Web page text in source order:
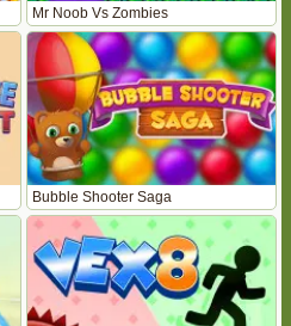
Mr Noob Vs Zombies
Bubble Shooter Saga